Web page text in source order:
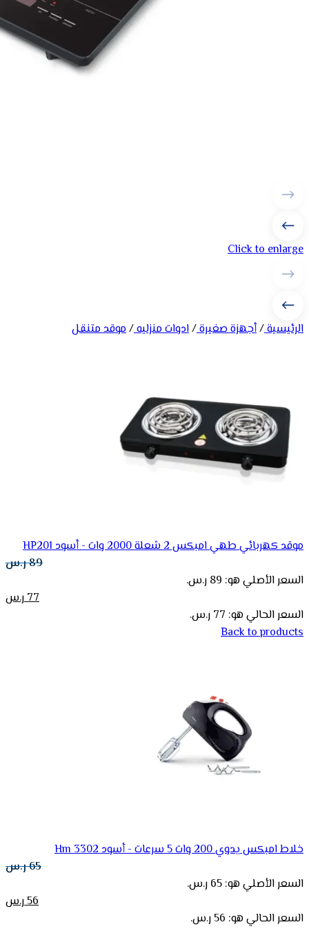
Click to enlarge
الرئيسية/أجهزة صغيرة/ادوات منزليه/موقد متنقل
موقد كهربائي طهي امبكس 2 شعلة 2000 وات - أسود HP201
89ر.س
السعر الأصلي هو: 89 ر.س.
77ر.س
السعر الحالي هو: 77 ر.س.
Back to products
خلاط امبكس يدوي 200 وات 5 سرعات - أسود Hm 3302
65ر.س
السعر الأصلي هو: 65 ر.س.
56ر.س
السعر الحالي هو: 56 ر.س.